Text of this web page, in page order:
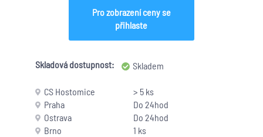
Pro zobrazení ceny se
přihlaste
Skladová dostupnost: Skladem
CS Hostomice
> 5 ks
Praha
Do 24hod
Ostrava
Do 24hod
Brno
1 ks